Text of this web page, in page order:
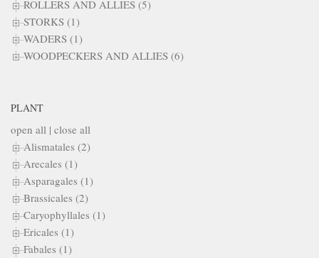
ROLLERS AND ALLIES (5)
STORKS (1)
WADERS (1)
WOODPECKERS AND ALLIES (6)
PLANT
open all | close all
Alismatales (2)
Arecales (1)
Asparagales (1)
Brassicales (2)
Caryophyllales (1)
Ericales (1)
Fabales (1)